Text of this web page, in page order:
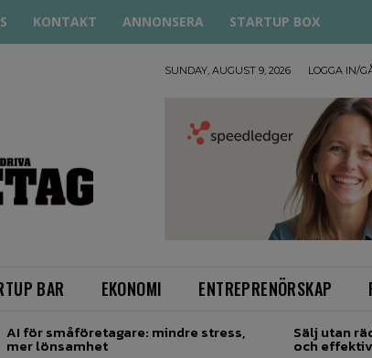
KONTAKT ANNONSERA STARTUP BOX
SUNDAY, AUGUST 9, 2026 LOGGA IN/
BAR EKONOMI ENTREPRENÖRSKAP
AI för småföretagare: mindre stress,
mer lönsamhet
Sälj utan
och